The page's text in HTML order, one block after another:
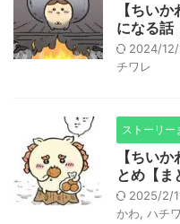
【ちい
になる話
2024/
チワレ
ストーリー
【ちい
とめ【ま
2025/2/
かわ ハチ